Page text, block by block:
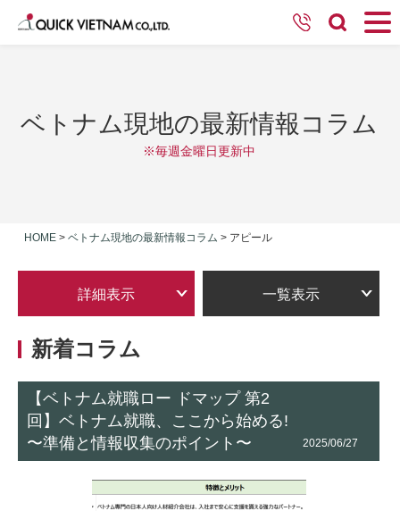
ベトナム現地の最新情報コラム
※毎週金曜日更新中
HOME > ベトナム現地の最新情報コラム > アピール
詳細表示 一覧表示
新着コラム
【ベトナム就職ロー ドマップ 第2
回】ベトナム就職、ここから始める!
〜準備と情報収集のポイント〜
2025/06/27